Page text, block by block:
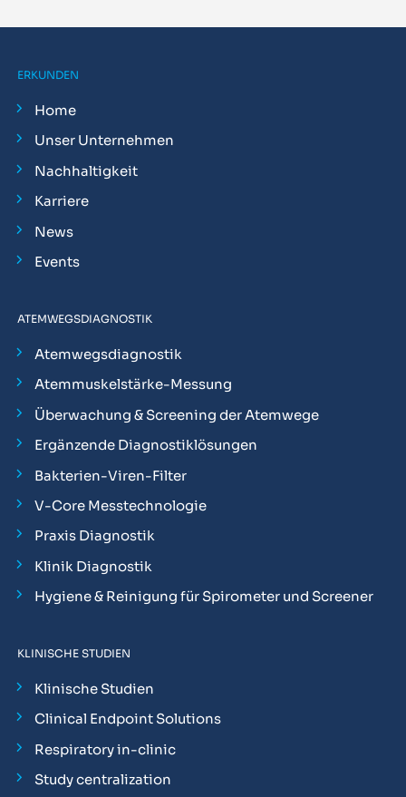
ERKUNDEN
Home
Unser Unternehmen
Nachhaltigkeit
Karriere
News
Events
ATEMWEGSDIAGNOSTIK
Atemwegsdiagnostik
Atemmuskelstärke-Messung
Überwachung & Screening der Atemwege
Ergänzende Diagnostiklösungen
Bakterien-Viren-Filter
V-Core Messtechnologie
Praxis Diagnostik
Klinik Diagnostik
Hygiene & Reinigung für Spirometer und Screener
KLINISCHE STUDIEN
Klinische Studien
Clinical Endpoint Solutions
Respiratory in-clinic
Study centralization